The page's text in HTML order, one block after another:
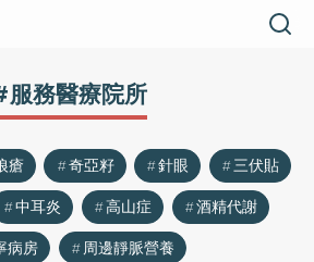
服務醫療院所
瘡 奇亞籽 針眼
三伏貼
中耳炎 高山症
酒精代謝
病房
周邊靜脈營養